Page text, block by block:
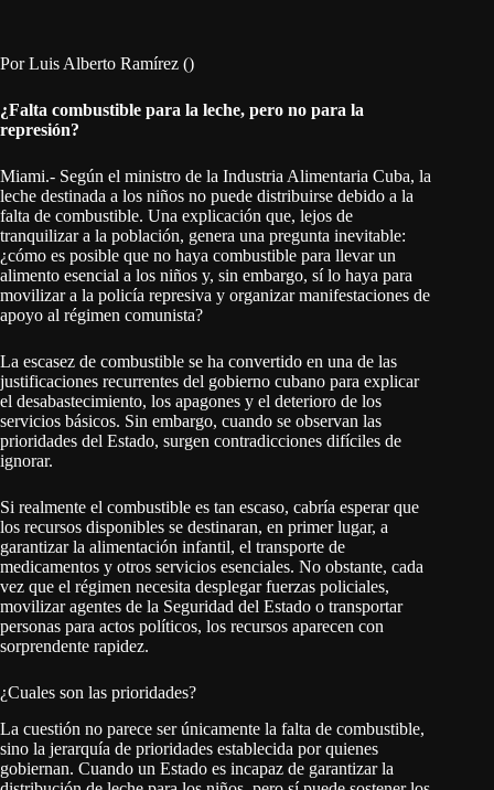
Por Luis Alberto Ramírez ()
¿Falta combustible para la leche, pero no para la
represión?
Miami.- Según el ministro de la Industria Alimentaria Cuba, la
leche destinada a los niños no puede distribuirse debido a la
falta de combustible. Una explicación que, lejos de
tranquilizar a la población, genera una pregunta inevitable:
¿cómo es posible que no haya combustible para llevar un
alimento esencial a los niños y, sin embargo, sí lo haya para
movilizar a la policía represiva y organizar manifestaciones de
apoyo al régimen comunista?
La escasez de combustible se ha convertido en una de las
justificaciones recurrentes del gobierno cubano para explicar
el desabastecimiento, los apagones y el deterioro de los
servicios básicos. Sin embargo, cuando se observan las
prioridades del Estado, surgen contradicciones difíciles de
ignorar.
Si realmente el combustible es tan escaso, cabría esperar que
los recursos disponibles se destinaran, en primer lugar, a
garantizar la alimentación infantil, el transporte de
medicamentos y otros servicios esenciales. No obstante, cada
vez que el régimen necesita desplegar fuerzas policiales,
movilizar agentes de la Seguridad del Estado o transportar
personas para actos políticos, los recursos aparecen con
sorprendente rapidez.
¿Cuales son las prioridades?
La cuestión no parece ser únicamente la falta de combustible,
sino la jerarquía de prioridades establecida por quienes
gobiernan. Cuando un Estado es incapaz de garantizar la